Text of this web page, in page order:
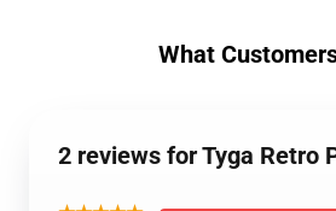
What
2 reviews for Tyga Retro